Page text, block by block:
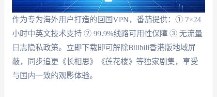
作为专为海外用户打造的回国VPN，番茄提供：① 7×24
小时中英文技术支持 ② 99.9%线路可用性保障 ③ 无流量
日志隐私政策。立即下载即可解除Bilibili香港版地域屏
蔽，同步追更《长相思》《莲花楼》等独家剧集，享受
与国内一致的观影体验。